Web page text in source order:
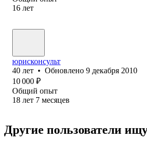
16 лет
юрисконсульт
40 лет • Обновлено 9 декабря 2010
10 000 ₽
Общий опыт
18 лет 7 месяцев
Другие пользователи